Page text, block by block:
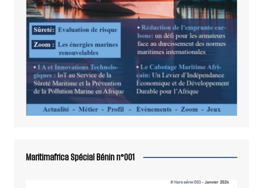
Maritimafrica Spécial Bénin n°001